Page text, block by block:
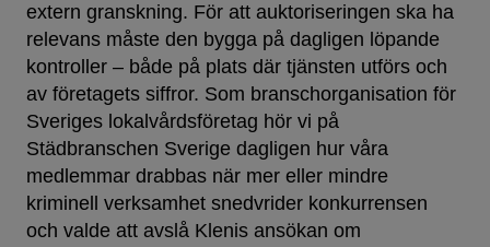
extern granskning. För att auktoriseringen ska ha
relevans måste den bygga på dagligen löpande
kontroller – både på plats där tjänsten utförs och
av företagets siffror. Som branschorganisation för
Sveriges lokalvårdsföretag hör vi på
Städbranschen Sverige dagligen hur våra
medlemmar drabbas när mer eller mindre
kriminell verksamhet snedvrider konkurrensen
och valde att avslå Klenis ansökan om